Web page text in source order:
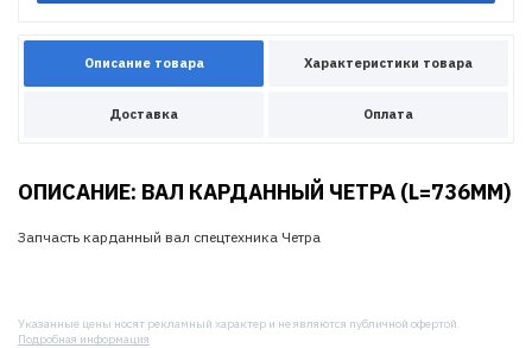
Описание товара Характеристики товара
Доставка Оплата
ОПИСАНИЕ: ВАЛ КАРДАННЫЙ ЧЕТРА (L=736MM)
Запчасть карданный вал спецтехника Четра
Указанные цены носят рекламный характер и не являются публичной офертой.
Подробная информация